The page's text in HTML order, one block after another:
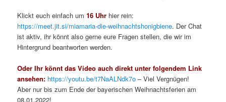
Klickt euch einfach um16 Uhr hier rein:
https://meet.jit.si/miamaria-die-weihnachtshonigbiene. Der Chat
ist aktiv, ihr könnt also gerne eure Fragen stellen, die wir im
Hintergrund beantworten werden.
Oder Ihr könnt das Video auch direkt unter folgendem Link
ansehen: https://youtu.be/t7NaALNdk7o – Viel Vergnügen!
Aber nur bis zum Ende der bayerischen Weihnachtsferien am
08.01.2022!